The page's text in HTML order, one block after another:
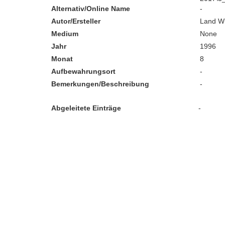
Alternativ/Online Name
-
Autor/Ersteller
Land
Medium
None
Jahr
1996
Monat
8
Aufbewahrungsort
-
Bemerkungen/Beschreibung
-
Abgeleitete Einträge -